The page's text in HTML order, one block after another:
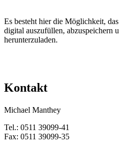
Es besteht hier die Möglichkeit,
digital auszufüllen, abzuspeichern
herunterzuladen.
Kontakt
Michael Manthey
Tel.: 0511 39099-41
Fax: 0511 39099-35